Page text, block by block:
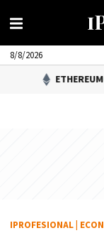
8/8/2026
0.74%
IPROFESIONAL